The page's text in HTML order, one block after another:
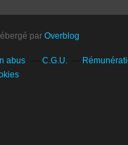
par Overblog
abus C.G.U.